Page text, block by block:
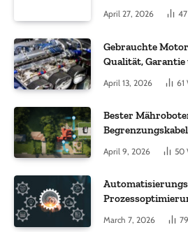
Molekül + Metall“
April 27, 2026 47
Gebrauchte
Qualität,
April 13, 2026 61
Bester
Worauf es bei
ankommt
April 9, 2026 50
Funktionen, auf
March 7, 2026 79